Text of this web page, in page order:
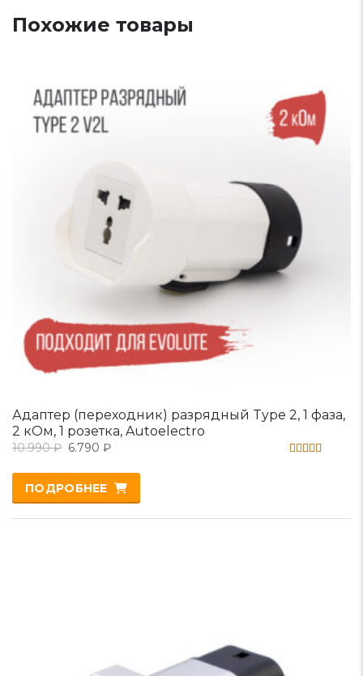
Похожие товары
Адаптер (переходник) разрядный Type 2, 1 фаза,
2 кОм, 1 розетка, Autoelectro
10.990₽ 6.790 ₽
ПОДРОБНЕЕ